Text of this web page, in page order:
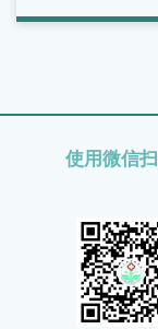
使用微信